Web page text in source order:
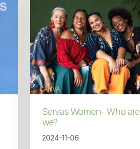
Servas Women- Who are
we?
2024-11-06